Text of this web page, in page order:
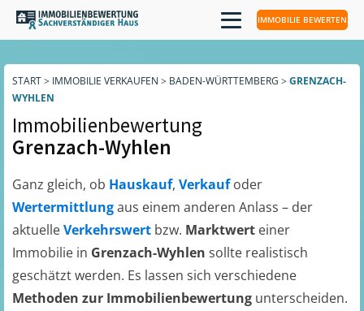
IMMOBILIE BEWERTEN
START> IMMOBILIE VERKAUFEN > BADEN-WÜRTTEMBERG > GRENZACH-
WYHLEN
Immobilienbewertung
Grenzach-Wyhlen
Ganz gleich, ob Hauskauf, Verkaufoder
Wertermittlungaus einem anderen Anlass – der
aktuelleVerkehrswert bzw. Marktwert einer
Immobilie in Grenzach-Wyhlen sollte realistisch
geschätzt werden. Es lassen sich verschiedene
Methoden zur Immobilienbewertung unterscheiden.